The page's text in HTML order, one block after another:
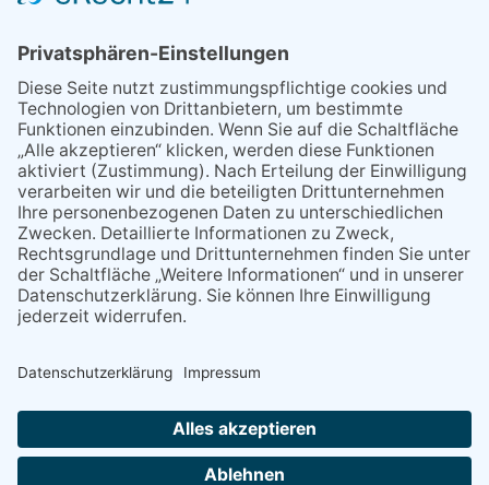
MEIST GELESEN
07.08.2026
„Männerschuppen“ stellt sich
vor
07.08.2026
Polizeibericht
29.05.2026
Was Tschernobyl vor 40
Jahren für Kriftel bedeutete
07.08.2026
Packende Mixed Duelle beim
KTC
06.08.2026
13. Folk- & Bluesfestival
kehrt zurück zu seinen
Wurzeln
NACH OBEN